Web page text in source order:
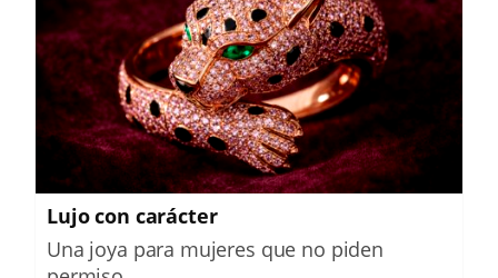
Lujo con carácter
Una joya para mujeres que no piden